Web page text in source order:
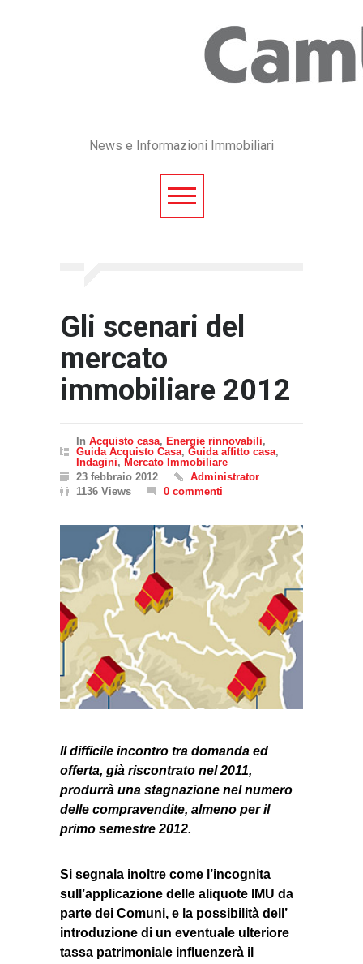
News e Informazioni Immobiliari
Gli scenari del
mercato
immobiliare 2012
In Acquisto casa, Energie rinnovabili,
Guida Acquisto Casa, Guida affitto casa,
Indagini, Mercato Immobiliare
23 febbraio 2012
Administrator
1136 Views
0 commenti
Il difficile incontro tra domanda ed
offerta, già riscontrato nel 2011,
produrrà una stagnazione nel numero
delle compravendite, almeno per il
primo semestre 2012.
Si segnala inoltre come l’incognita
sull’applicazione delle aliquote IMU da
parte dei Comuni, e la possibilità dell’
introduzione di un eventuale ulteriore
tassa patrimoniale influenzerà il